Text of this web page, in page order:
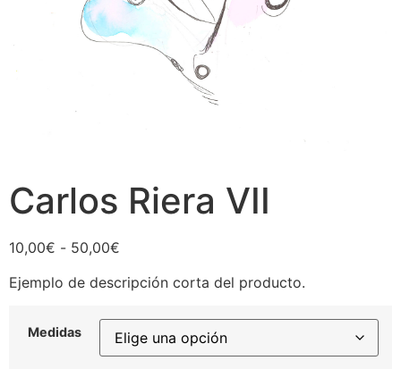
Carlos Riera VII
10,00€ - 50,00€
precios:
10,00€
hasta
Ejemplo de descripción corta del producto.
Medidas